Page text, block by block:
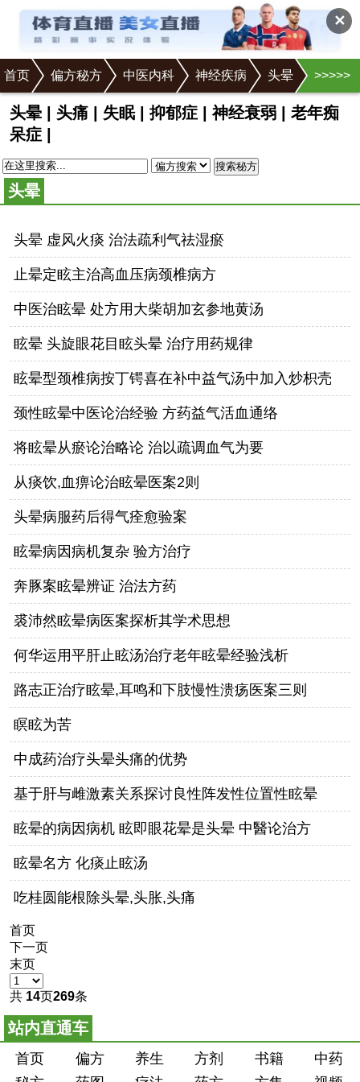
✕
首页 >
偏方秘方 >
中医内科 >
神经疾病 >
头晕 >
头晕 | 头痛 | 失眠| 抑郁症 |神经衰弱 | 老年痴
呆症 |
搜索秘方
头晕
头晕 虚风火痰 治法疏利气祛湿瘀
止晕定眩主治高血压病颈椎病方
中医治眩晕 处方用大柴胡加玄参地黄汤
眩晕 头旋眼花目眩头晕 治疗用药规律
眩晕型颈椎病按丁锷喜在补中益气汤中加入炒枳壳
颈性眩晕中医论治经验 方药益气活血通络
将眩晕从瘀论治略论 治以疏调血气为要
从痰饮,血痹论治眩晕医案2则
头晕病服药后得气痊愈验案
眩晕病因病机复杂 验方治疗
奔豚案眩晕辨证 治法方药
裘沛然眩晕病医案探析其学术思想
何华运用平肝止眩汤治疗老年眩晕经验浅析
路志正治疗眩晕,耳鸣和下肢慢性溃疡医案三则
瞑眩为苦
中成药治疗头晕头痛的优势
基于肝与雌激素关系探讨良性阵发性位置性眩晕
眩晕的病因病机 眩即眼花晕是头晕 中醫论治方
眩晕名方 化痰止眩汤
吃桂圆能根除头晕,头胀,头痛
首页
下一页
末页
共 14页269条
站内直通车
首页 偏方 养生 方剂 书籍
中药